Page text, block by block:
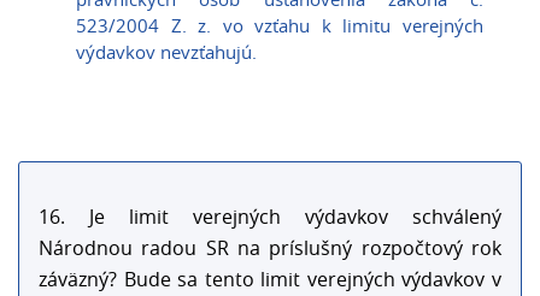
523/2004 Z. z. vo vzťahu k limitu verejných
výdavkov nevzťahujú.
16. Je limit verejných výdavkov schválený
Národnou radou SR na príslušný rozpočtový rok
záväzný? Bude sa tento limit verejných výdavkov v